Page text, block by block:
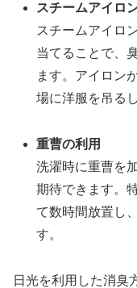
スチームアイロ
スチームアイロ
当てることで、
ます。アイロン
場に洋服を吊る
重曹の利用
洗濯時に重曹を
期待できます。
て数時間放置し
す。
日光を利用した消臭